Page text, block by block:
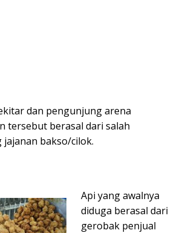
dan pengunjung arena
tersebut berasal dari salah
bakso/cilok.
Api yang awalnya
diduga berasal dari
gerobak penjual